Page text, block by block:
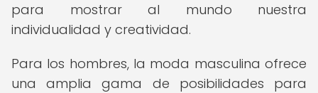
para mostrar al mundo nuestra
individualidad y creatividad.
Para los hombres, la moda masculina ofrece
una amplia gama de posibilidades para